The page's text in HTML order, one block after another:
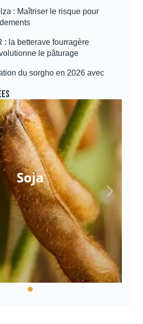
: Maîtriser le risque pour
: la betterave fourragère
le pâturage
du sorgho en 2026 avec
Soja